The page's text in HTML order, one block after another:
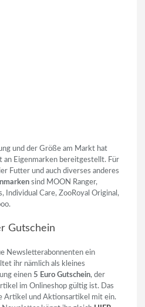
und der Größe am Markt hat
an Eigenmarken bereitgestellt. Für
Futter und auch diverses anderes
sind MOON Ranger,
Individual Care, ZooRoyal Original,
Gutschein
Newsletterabonnenten ein
ihr nämlich als kleines
einen 5 Euro Gutschein, der
im Onlineshop gültig ist. Das
Artikel und Aktionsartikel mit ein.